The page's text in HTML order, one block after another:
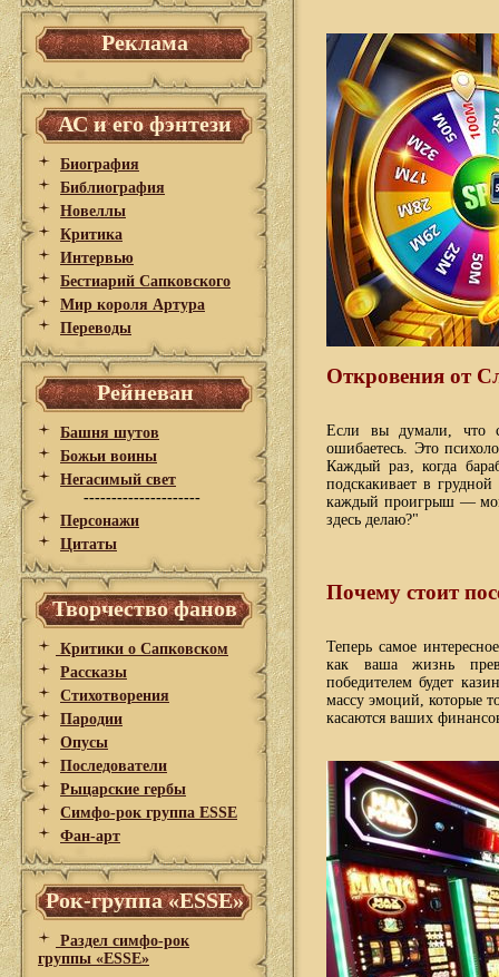
Реклама
АС и его фэнтези
Биография
Библиография
Новеллы
Критика
Интервью
Бестиарий Сапковского
Мир короля Артура
Переводы
Рейневан
Башня шутов
Божьи воины
Негасимый свет
---------------------
Персонажи
Цитаты
Творчество фанов
Критики о Сапковском
Рассказы
Стихотворения
Пародии
Опусы
Последователи
Рыцарские гербы
Симфо-рок группа ESSE
Фан-арт
Рок-группа «ESSE»
Раздел симфо-рок
группы «ESSE»
Откровения от
Если вы думали, что
ошибаетесь. Это
Каждый раз, когда
подскакивает в
каждый проигрыш —
здесь делаю?"
Почему стоит
Теперь самое
как ваша жизнь
победителем будет
массу эмоций, которые
касаются ваших